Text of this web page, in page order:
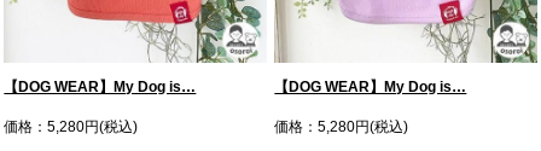
【DOG WEAR】My Dog is…
価格：5,280円(税込)
【DOG WEAR】My Dog is…
価格：5,280円(税込)